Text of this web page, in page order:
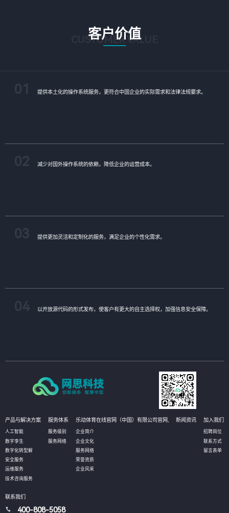
客户价值
CUSTOMER VALUE
提供本土化的操作系统服务，更符合中国企业的实际需求和法律法规要求。
减少对国外操作系统的依赖，降低企业的运营成本。
提供更加灵活和定制化的服务，满足企业的个性化需求。
以开放源代码的形式发布，使客户有更大的自主选择权，加强信息安全保障。
产品与解决方案
人工智能
数字孪生
数字化转型解
安全服务
运维服务
技术咨询服务
服务体系
服务级别
服务网络
乐动体育在线官网（中国）有限公司官网,
企业简介
企业文化
服务网络
荣誉资质
企业风采
新闻资讯 加入我们
招聘岗位
联系方式
留言表单
联系我们
400-808-5058